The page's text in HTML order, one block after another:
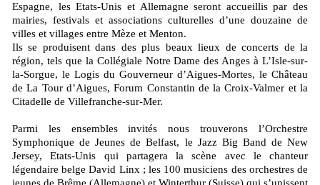
Espagne, les Etats-Unis et Allemagne seront accueillis par des
mairies, festivals et associations culturelles d’une douzaine de
villes et villages entre Mèze et Menton.
Ils se produisent dans des plus beaux lieux de concerts de la
région, tels que la Collégiale Notre Dame des Anges à L’Isle-sur-
la-Sorgue, le Logis du Gouverneur d’Aigues-Mortes, le Château
de La Tour d’Aigues, Forum Constantin de la Croix-Valmer et la
Citadelle de Villefranche-sur-Mer.
Parmi les ensembles invités nous trouverons l’Orchestre
Symphonique de Jeunes de Belfast, le Jazz Big Band de New
Jersey, Etats-Unis qui partagera la scène avec le chanteur
légendaire belge David Linx ; les 100 musiciens des orchestres de